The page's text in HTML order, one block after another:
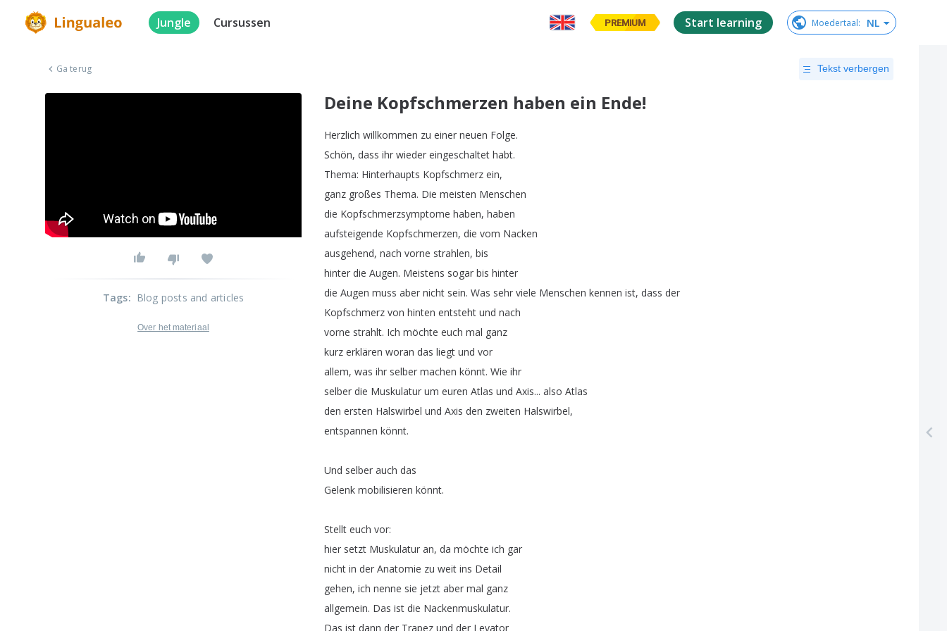
Jungle Cursussen PREMIUM Start learning Moedertaal: NL
Ga terug Tekst verbergen
Deine Kopfschmerzen haben ein Ende!
Herzlich willkommen zu einer neuen Folge.
Schön, dass ihr wieder eingeschaltet habt.
Thema: Hinterhaupts Kopfschmerz ein,
ganz großes Thema. Die meisten Menschen
die Kopfschmerzsymptome haben, haben
aufsteigende Kopfschmerzen, die vom Nacken
ausgehend, nach vorne strahlen, bis
hinter die Augen. Meistens sogar bis hinter
die Augen muss aber nicht sein. Was sehr viele Menschen kennen ist, dass der
Kopfschmerz von hinten entsteht und nach
vorne strahlt. Ich möchte euch mal ganz
kurz erklären woran das liegt und vor
allem, was ihr selber machen könnt. Wie ihr
selber die Muskulatur um euren Atlas und Axis... also Atlas
den ersten Halswirbel und Axis den zweiten Halswirbel,
entspannen könnt.
Und selber auch das
Gelenk mobilisieren könnt.
Stellt euch vor:
hier setzt Muskulatur an, da möchte ich gar
nicht in der Anatomie zu weit ins Detail
gehen, ich nenne sie jetzt aber mal ganz
allgemein. Das ist die Nackenmuskulatur.
Das ist dann der Trapez und der Levator
Tags: Blog posts and articles
Over het materiaal